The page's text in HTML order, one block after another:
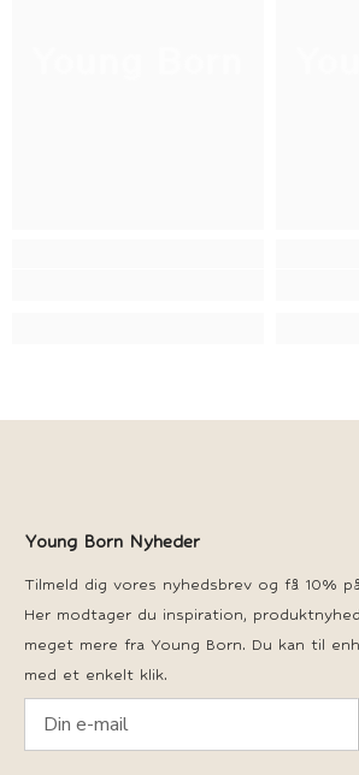
Young Born Nyheder
Tilmeld dig vores nyhedsbrev og få 10%
Her modtager du inspiration,
meget mere fra Young Born. Du kan til
med et enkelt klik.